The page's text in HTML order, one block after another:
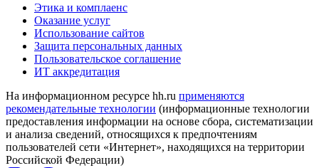
Этика и комплаенс
Оказание услуг
Использование сайтов
Защита персональных данных
Пользовательское соглашение
ИТ аккредитация
На информационном ресурсе hh.ru применяются
рекомендательные технологии (информационные технологии
предоставления информации на основе сбора, систематизации
и анализа сведений, относящихся к предпочтениям
пользователей сети «Интернет», находящихся на территории
Российской Федерации)